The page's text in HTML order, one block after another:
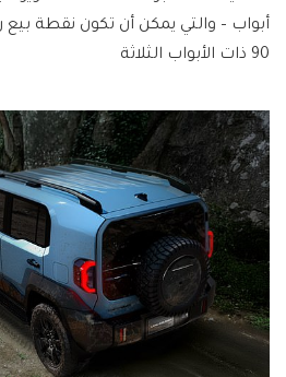
90 ذات الأبواب الثلاثة